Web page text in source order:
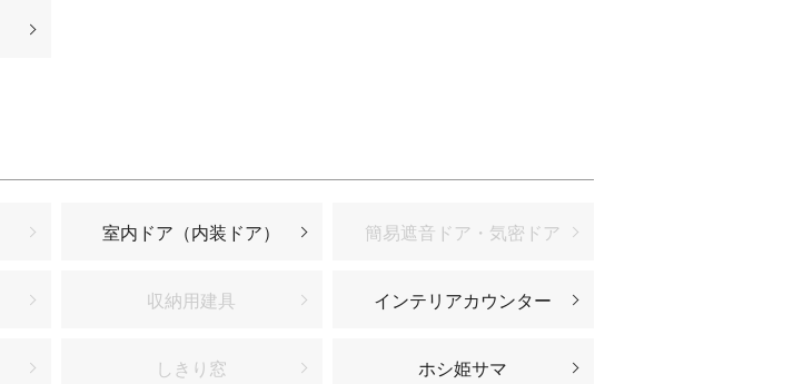
室内ドア（内装ドア） 簡易遮音ドア・気密ドア
収納用建具 インテリアカウンター
しきり窓 ホシ姫サマ